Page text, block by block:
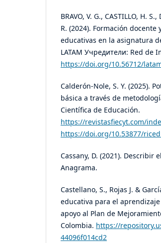
BRAVO, V. G., CASTILLO, H.
R. (2024). Formación
educativas en la asignatura
LATAM Учредители: Red de
https://doi.org/10.56712/
Calderón-Nole, S. Y. (2025).
básica a través de
Científica de Educación.
https://revistasfiecyt.com/
https://doi.org/10.53877/
Cassany, D. (2021). Describir
Anagrama.
Castellano, S., Rojas J. &
educativa para el
apoyo al Plan de
Colombia. https://
44096f014cd2